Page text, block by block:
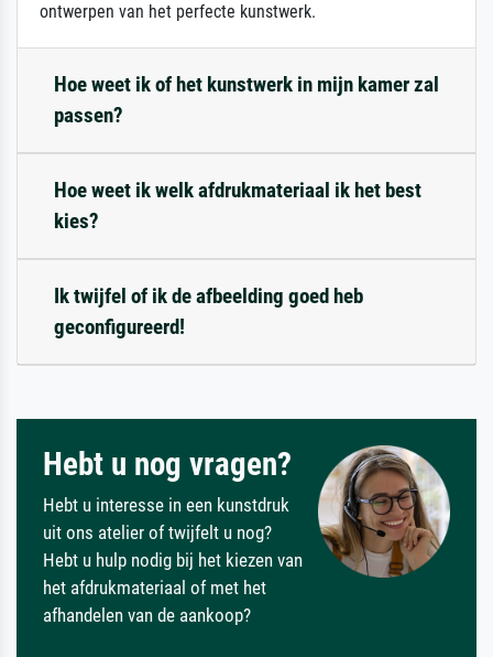
ontwerpen van het perfecte kunstwerk.
Hoe weet ik of het kunstwerk in mijn kamer zal
passen?
Hoe weet ik welk afdrukmateriaal ik het best
kies?
Ik twijfel of ik de afbeelding goed heb
geconfigureerd!
Hebt u nog vragen?
Hebt u interesse in een kunstdruk
uit ons atelier of twijfelt u nog?
Hebt u hulp nodig bij het kiezen van
het afdrukmateriaal of met het
afhandelen van de aankoop?